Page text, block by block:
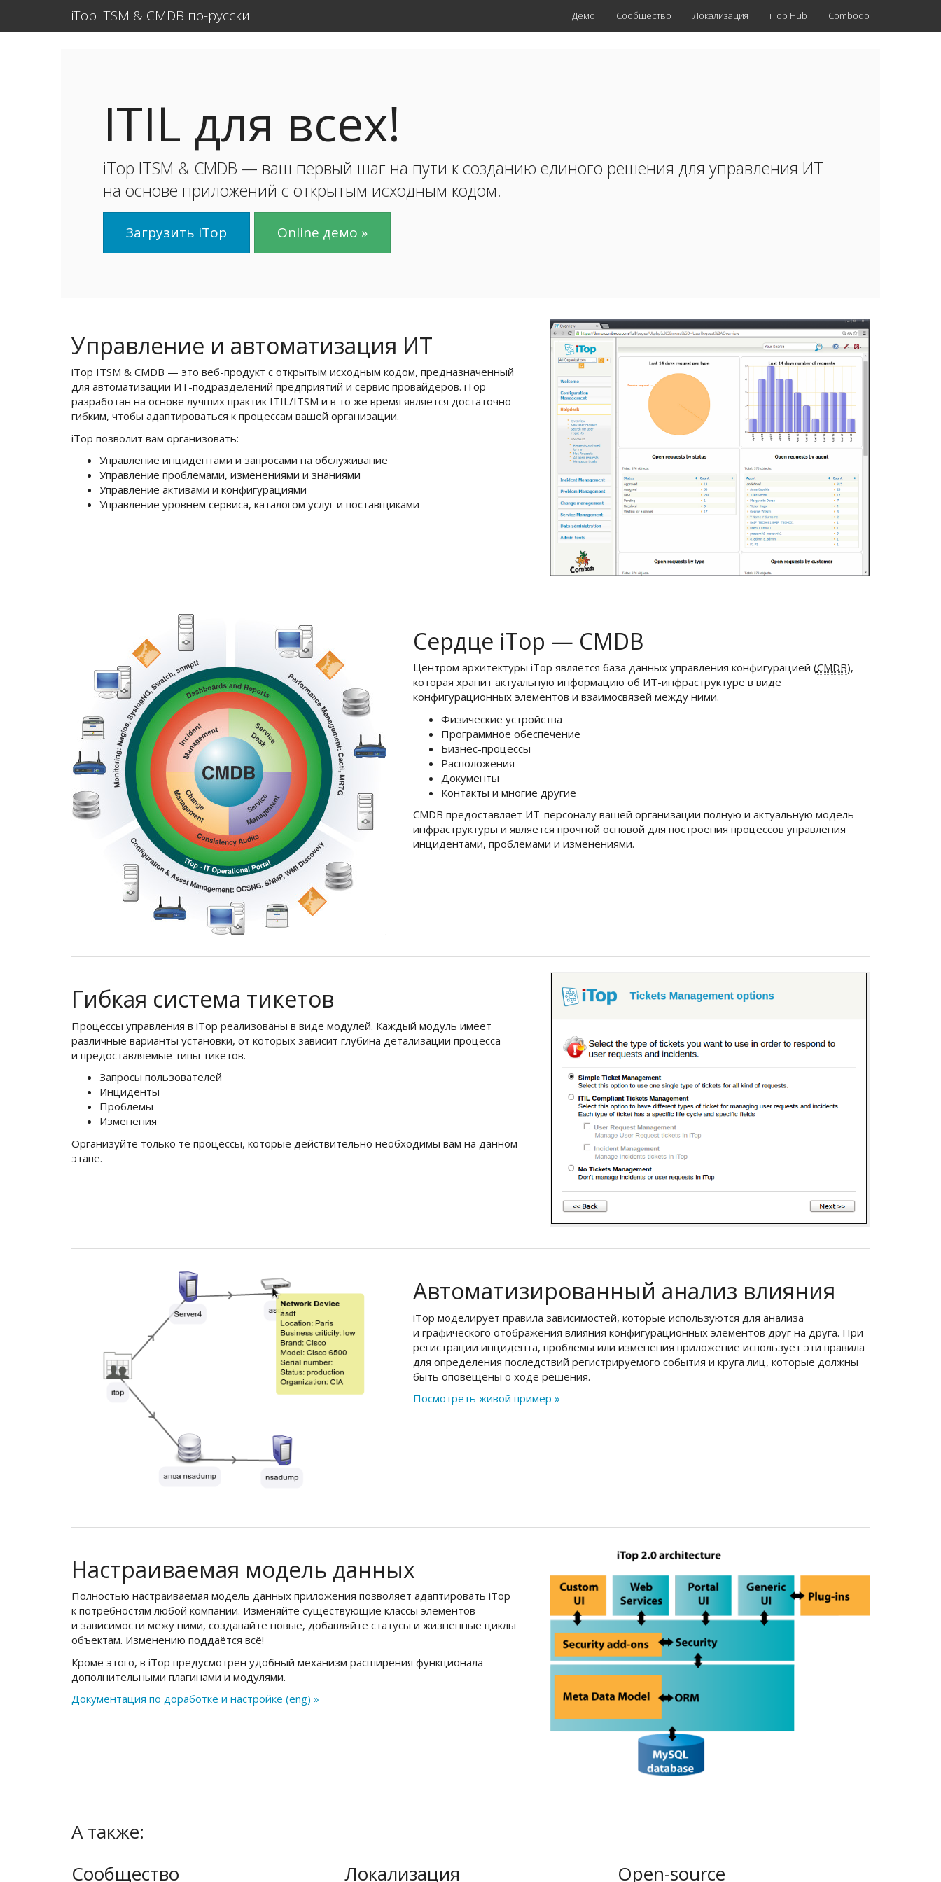
iTop ITSM & CMDB по-русски Демо Сообщество Локализация iTop Hub Combodo
ITIL для всех!
iTop ITSM & CMDB — ваш первый шаг на пути к созданию единого решения для управления ИТ
на основе приложений с открытым исходным кодом.
Загрузить iTop Online демо »
Управление и автоматизация ИТ
iTop ITSM & CMDB — это веб-продукт с открытым исходным кодом, предназначенный
для автоматизации ИТ-подразделений предприятий и сервис провайдеров. iTop
разработан на основе лучших практик ITIL/ITSM и в то же время является достаточно
гибким, чтобы адаптироваться к процессам вашей организации.
iTop позволит вам организовать:
Управление инцидентами и запросами на обслуживание
Управление проблемами, изменениями и знаниями
Управление активами и конфигурациями
Управление уровнем сервиса, каталогом услуг и поставщиками
Сердце iTop — CMDB
Центром архитектуры iTop является база данных управления конфигурацией (CMDB),
которая хранит актуальную информацию об ИТ-инфраструктуре в виде
конфигурационных элементов и взаимосвязей между ними.
Физические устройства
Программное обеспечение
Бизнес-процессы
Расположения
Документы
Контакты и многие другие
CMDB предоставляет ИТ-персоналу вашей организации полную и актуальную модель
инфраструктуры и является прочной основой для построения процессов управления
инцидентами, проблемами и изменениями.
Гибкая система тикетов
Процессы управления в iTop реализованы в виде модулей. Каждый модуль имеет
различные варианты установки, от которых зависит глубина детализации процесса
и предоставляемые типы тикетов.
Запросы пользователей
Инциденты
Проблемы
Изменения
Организуйте только те процессы, которые действительно необходимы вам на данном
этапе.
Автоматизированный анализ влияния
iTop моделирует правила зависимостей, которые используются для анализа
и графического отображения влияния конфигурационных элементов друг на друга. При
регистрации инцидента, проблемы или изменения приложение использует эти правила
для определения последствий регистрируемого события и круга лиц, которые должны
быть оповещены о ходе решения.
Посмотреть живой пример »
Настраиваемая модель данных
Полностью настраиваемая модель данных приложения позволяет адаптировать iTop
к потребностям любой компании. Изменяйте существующие классы элементов
и зависимости межу ними, создавайте новые, добавляйте статусы и жизненные циклы
объектам. Изменению поддаётся всё!
Кроме этого, в iTop предусмотрен удобный механизм расширения функционала
дополнительными плагинами и модулями.
Документация по доработке и настройке (eng) »
А также:
Сообщество
Локализация Open-source